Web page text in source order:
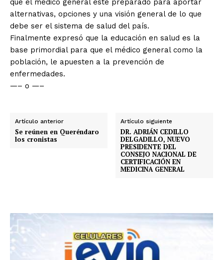
que el médico general esté preparado para aportar
alternativas, opciones y una visión general de lo que
debe ser el sistema de salud del país.
Finalmente expresó que la educación en salud es la
base primordial para que el médico general como la
población, le apuesten a la prevención de
enfermedades.
—– o —–
Artículo anterior
Se reúnen en Queréndaro
los cronistas
Artículo siguiente
DR. ADRIÁN CEDILLO
DELGADILLO, NUEVO
PRESIDENTE DEL
CONSEJO NACIONAL DE
CERTIFICACIÓN EN
MEDICINA GENERAL